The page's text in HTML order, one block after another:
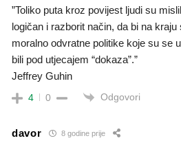
”Toliko puta kroz povijest ljudi su
logičan i razborit način, da bi na
moralno odvratne politike koje su se
bili pod utjecajem “dokaza”.”
Jeffrey Guhin
4 0 Odgovori
davor 8 godine prije